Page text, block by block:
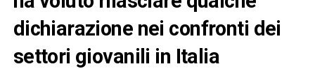
dichiarazione nei confronti dei
settori giovanili in Italia